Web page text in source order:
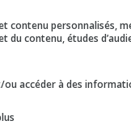
contenu personnalisés,
du contenu, études
accéder à des